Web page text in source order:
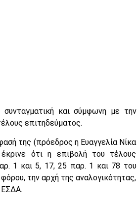
και σύμφωνη με την
επιτηδεύματος.
της (πρόεδρος η Ευαγγελία Νίκα
ότι η επιβολή του τέλους
1 και 5, 17, 25 παρ. 1 και 78 του
την αρχή της αναλογικότητας,